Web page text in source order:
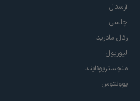
آرسنال
چلسی
رئال مادرید
لیورپول
منچستریونایتد
یوونتوس